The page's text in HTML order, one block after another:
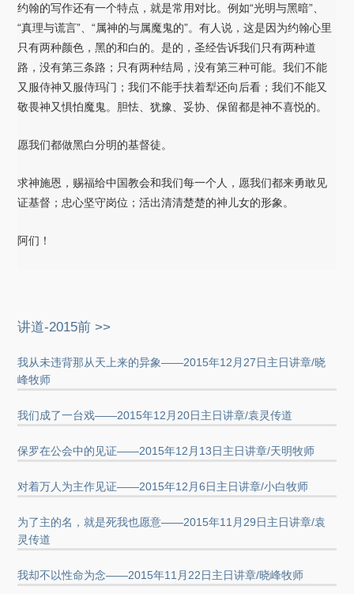
约翰的写作还有一个特点，就是常用对比。例如“光明与黑暗”、
“真理与谎言”、“属神的与属魔鬼的”。有人说，这是因为约翰心里
只有两种颜色，黑的和白的。是的，圣经告诉我们只有两种道
路，没有第三条路；只有两种结局，没有第三种可能。我们不能
又服侍神又服侍玛门；我们不能手扶着犁还向后看；我们不能又
敬畏神又惧怕魔鬼。胆怯、犹豫、妥协、保留都是神不喜悦的。
愿我们都做黑白分明的基督徒。
求神施恩，赐福给中国教会和我们每一个人，愿我们都来勇敢见
证基督；忠心坚守岗位；活出清清楚楚的神儿女的形象。
阿们！
讲道-2015前 >>
我从未违背那从天上来的异象——2015年12月27日主日讲章/晓
峰牧师
我们成了一台戏——2015年12月20日主日讲章/袁灵传道
保罗在公会中的见证——2015年12月13日主日讲章/天明牧师
对着万人为主作见证——2015年12月6日主日讲章/小白牧师
为了主的名，就是死我也愿意——2015年11月29日主日讲章/袁
灵传道
我却不以性命为念——2015年11月22日主日讲章/晓峰牧师